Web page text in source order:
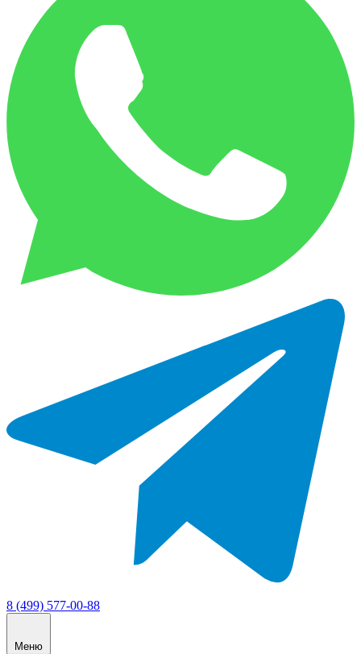
8 (499) 577-00-88
Меню